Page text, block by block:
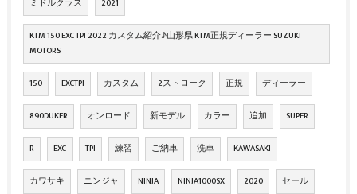
ミドルクラス 2021
KTM 150 EXC TPI 2022 カスタム紹介♪山形県 KTM正規ディーラー SUZUKI
MOTORS
150 EXCTPI カスタム 2ストローク 正規 ディーラー
890DUKER オンロード 新モデル カラー 追加 SUPER
R EXC TPI 練習 ご納車 洗車 KAWASAKI
カワサキ ニンジャ NINJA NINJA1000SX 2020 セール